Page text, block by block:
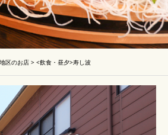
区のお店 > <飲食・昼夕>寿し波